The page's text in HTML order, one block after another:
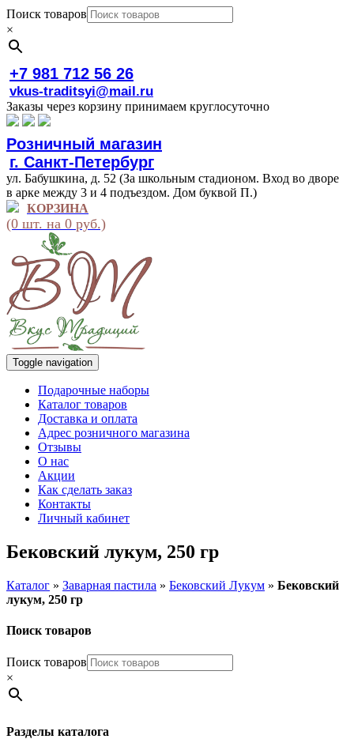
Поиск товаров
×
+7 981 712 56 26
vkus-traditsyi@mail.ru
Заказы через корзину принимаем круглосуточно
Розничный магазин
г. Санкт-Петербург
ул. Бабушкина, д. 52 (За школьным стадионом. Вход во дворе
в арке между 3 и 4 подъездом. Дом буквой П.)
КОРЗИНА
(0 шт. на 0 руб.)
Toggle navigation
Подарочные наборы
Каталог товаров
Доставка и оплата
Адрес розничного магазина
Отзывы
О нас
Акции
Как сделать заказ
Контакты
Личный кабинет
Бековский лукум, 250 гр
Каталог » Заварная пастила » Бековский Лукум » Бековский
лукум, 250 гр
Поиск товаров
Поиск товаров
×
Разделы каталога